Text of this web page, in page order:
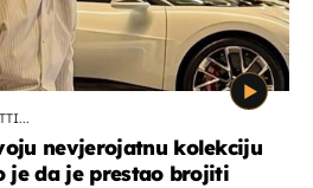
nevjerojatnu kolekciju
je da je prestao brojiti